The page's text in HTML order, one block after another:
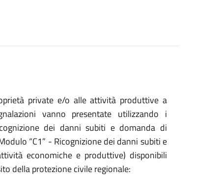
private e/o alle attività produttive a
vanno presentate utilizzando i
dei danni subiti e domanda di
“C1” - Ricognizione dei danni subiti e
economiche e produttive) disponibili
della protezione civile regionale: